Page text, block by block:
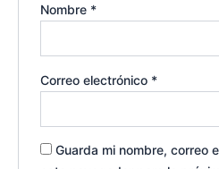
Nombre *
Correo electrónico *
Guarda mi nombre, correo